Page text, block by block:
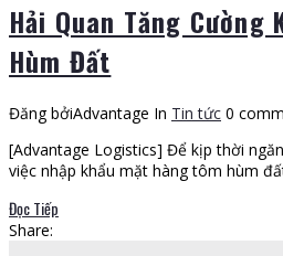
Hải Quan Tăng Cường
Hùm Đất
Đăng bởiAdvantage In Tin tức 0
[Advantage Logistics] Để kịp thời
việc nhập khẩu mặt hàng tôm hùm
Đọc Tiếp
Share: